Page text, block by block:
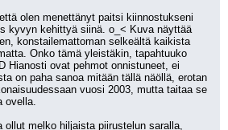
olen menettänyt paitsi kiinnostukseni
kyvyn kehittyä siinä. o_< Kuva näyttää
konstailemattoman selkeältä kaikista
Onko tämä yleistäkin, tapahtuuko
Hianosti ovat pehmot onnistuneet, ei
on paha sanoa mitään tällä näöllä, erotan
vuosi 2003, mutta taitaa se
ovella.
ollut melko hiljaista piirustelun saralla,